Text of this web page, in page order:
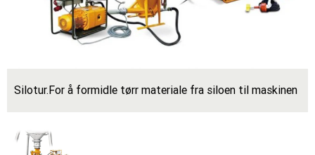
Silotur.For å formidle tørr materiale fra siloen til maskinen